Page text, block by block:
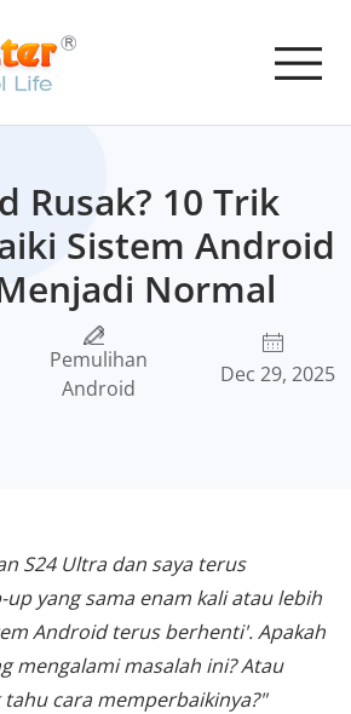
Rusak? 10 Trik
Sistem Android
Normal
Pemulihan
Android
Dec 29, 2025
S24 Ultra dan saya terus
yang sama enam kali atau lebih
Android terus berhenti'. Apakah
mengalami masalah ini? Atau
cara memperbaikinya?"